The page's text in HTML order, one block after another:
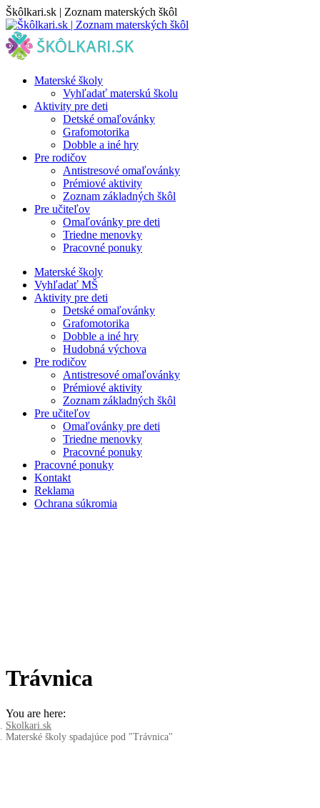
Skip
to
content
Škôlkari.sk | Zoznam materských škôl
Materské školy
Vyhľadať materskú školu
Aktivity pre deti
Detské omaľovánky
Grafomotorika
Dobble a iné hry
Pre rodičov
Antistresové omaľovánky
Prémiové aktivity
Zoznam základných škôl
Pre učiteľov
Omaľovánky pre deti
Triedne menovky
Pracovné ponuky
Materské školy
Vyhľadať MŠ
Aktivity pre deti
Detské omaľovánky
Grafomotorika
Dobble a iné hry
Hudobná výchova
Pre rodičov
Antistresové omaľovánky
Prémiové aktivity
Zoznam základných škôl
Pre učiteľov
Omaľovánky pre deti
Triedne menovky
Pracovné ponuky
Pracovné ponuky
Kontakt
Reklama
Ochrana súkromia
Trávnica
You are here:
Skolkari.sk
Materské školy spadajúce pod "Trávnica"